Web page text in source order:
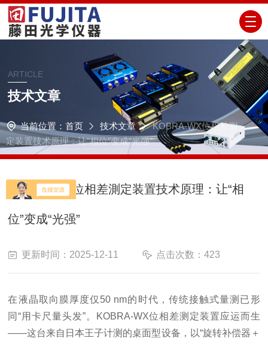
ARTICLE
技术文章
当前位置： 首页 技术文章
KOBRA-WX位相差測
定装置技术原理：让“相位”变成“光强”
KOBRA-WX位相差測定装置技术原理：让“相
位”变成“光强”
更新时间：2025-12-11 点击次数：423
在液晶取向膜厚度仅50 nm的时代，传统接触式量测已形
同“用卡尺量头发”。KOBRA-WX位相差测定装置应运而生
——这台来自日本王子计测的桌面型设备，以“旋转补偿器＋